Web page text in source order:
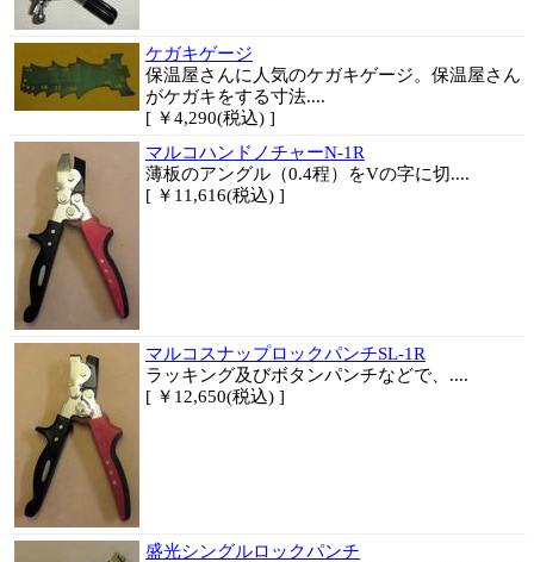
ケガキゲージ
保温屋さんに人気のケガキゲージ。保温屋さん
がケガキをする寸法....
[ ￥4,290(税込) ]
マルコハンドノチャーN-1R
薄板のアングル（0.4程）をVの字に切....
[ ￥11,616(税込) ]
マルコスナップロックパンチSL-1R
ラッキング及びボタンパンチなどで、....
[ ￥12,650(税込) ]
盛光シングルロックパンチ